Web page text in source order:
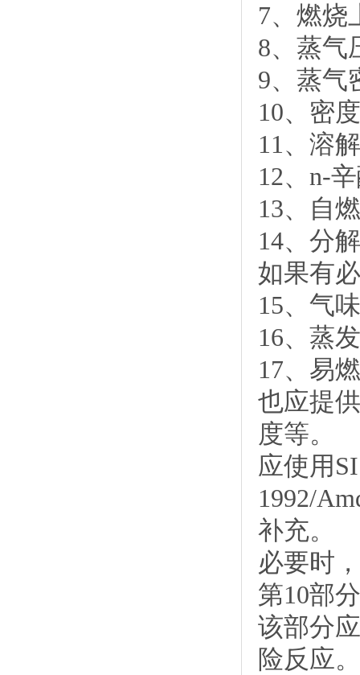
7、燃烧
8、蒸气
9、蒸气
10、密
11、溶
12、n-
13、自
14、分
如果有
15、气
16、蒸
17、易
也应提
度等。
应使用
1992/
补充。
必要时
第10部
该部分
险反应